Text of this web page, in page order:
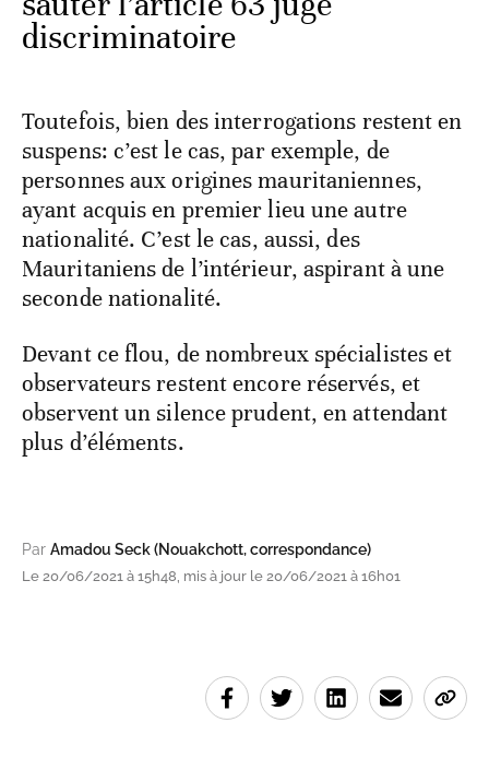
discriminatoire
Toutefois, bien des interrogations restent en
suspens: c’est le cas, par exemple, de
personnes aux origines mauritaniennes,
ayant acquis en premier lieu une autre
nationalité. C’est le cas, aussi, des
Mauritaniens de l’intérieur, aspirant à une
seconde nationalité.
Devant ce flou, de nombreux spécialistes et
observateurs restent encore réservés, et
observent un silence prudent, en attendant
plus d’éléments.
Par Amadou Seck (Nouakchott, correspondance)
Le 20/06/2021 à 15h48, mis à jour le 20/06/2021 à 16h01